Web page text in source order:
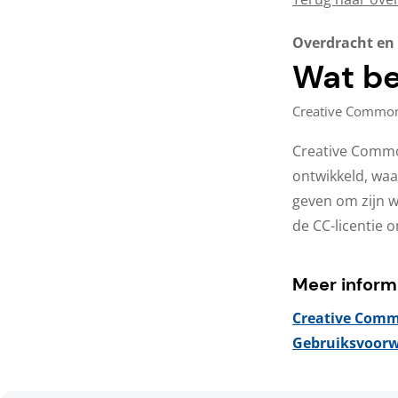
Overdracht
Wat
Creative
Creative
ontwikkeld,
geven om zijn
de CC-licentie
Meer
Creative